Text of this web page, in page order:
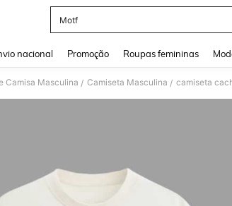
Motf
nacional Promoção Roupas femininas
Camisa Masculina / Camiseta Masculina / camiseta